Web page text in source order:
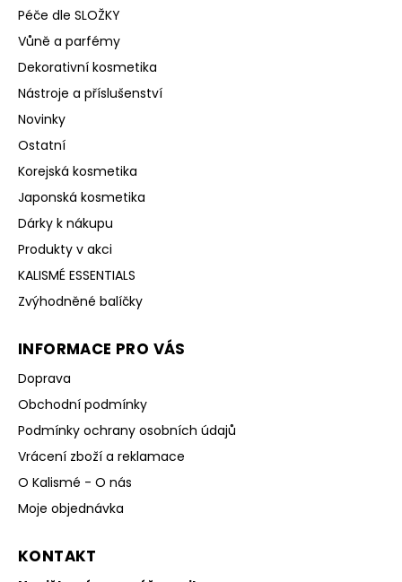
Péče dle SLOŽKY
Vůně a parfémy
Dekorativní kosmetika
Nástroje a příslušenství
Novinky
Ostatní
Korejská kosmetika
Japonská kosmetika
Dárky k nákupu
Produkty v akci
KALISMÉ ESSENTIALS
Zvýhodněné balíčky
INFORMACE PRO VÁS
Doprava
Obchodní podmínky
Podmínky ochrany osobních údajů
Vrácení zboží a reklamace
O Kalismé - O nás
Moje objednávka
KONTAKT